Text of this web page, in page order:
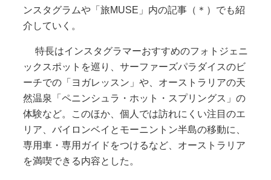
ンスタグラムや「旅MUSE」内の記事（＊）でも紹
介していく。
特長はインスタグラマーおすすめのフォトジェニ
ックスポットを巡り、サーファーズパラダイスのビ
ーチでの「ヨガレッスン」や、オーストラリアの天
然温泉「ペニンシュラ・ホット・スプリングス」の
体験など。このほか、個人では訪れにくい注目のエ
リア、バイロンベイとモーニントン半島の移動に、
専用車・専用ガイドをつけるなど、オーストラリア
を満喫できる内容とした。